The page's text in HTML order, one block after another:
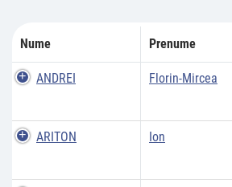
Nume Prenume
ANDREI
Florin-Mircea
ARITON
Ion